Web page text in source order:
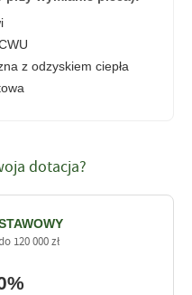
z odzyskiem ciepła
dotacja?
120 000 zł